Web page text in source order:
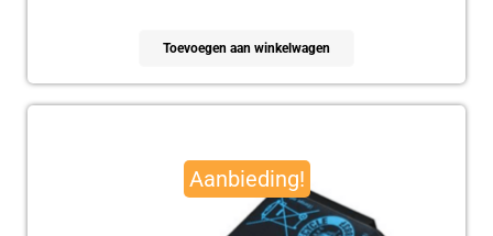
Toevoegen aan winkelwagen
Aanbieding!